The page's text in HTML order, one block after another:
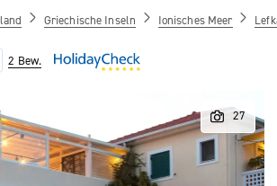
Griechische Inseln Ionisches Meer
2 Bew.